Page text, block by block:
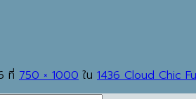
ที่ 750 × 1000 ใน 1436 Cloud Chic